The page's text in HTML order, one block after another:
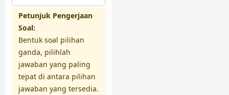
Petunjuk Pengerjaan
Soal:
Bentuk soal pilihan
ganda, pilihlah
jawaban yang paling
tepat di antara pilihan
jawaban yang tersedia.